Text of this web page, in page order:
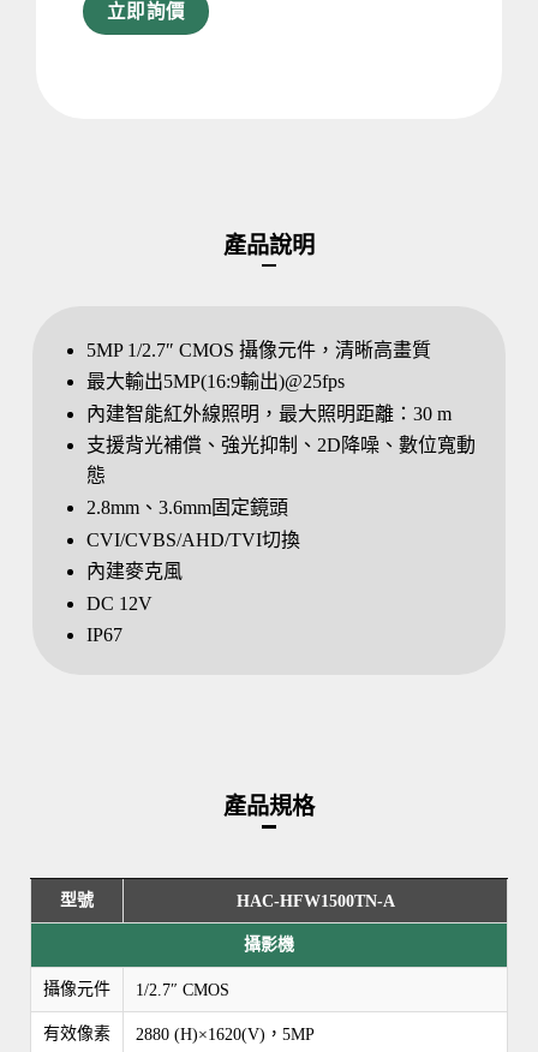
立即詢價
產品說明
5MP 1/2.7″ CMOS 攝像元件，清晰高畫質
最大輸出5MP(16:9輸出)@25fps
內建智能紅外線照明，最大照明距離：30 m
支援背光補償、強光抑制、2D降噪、數位寬動
態
2.8mm、3.6mm固定鏡頭
CVI/CVBS/AHD/TVI切換
內建麥克風
DC 12V
IP67
產品規格
型號 HAC-HFW1500TN-A
攝影機
攝像元件 1/2.7″ CMOS
有效像素 2880 (H)×1620(V)，5MP